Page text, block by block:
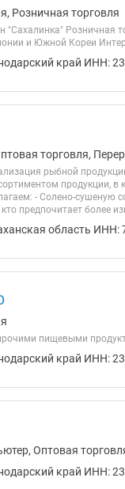
Розничная торговля
Розничная
и Южной Кореи
край ИНН:
торговля,
рыбной
продукции, в
- Солено-сушеную
предпочитает более
область ИНН:
пищевыми
край ИНН:
Оптовая
край ИНН: